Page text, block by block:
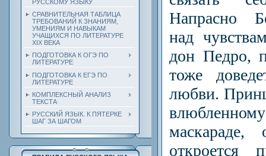
РУССКОМУ ЯЗЫКУ
СРАВНИТЕЛЬНАЯ ТАБЛИЦА
ТРЕБОВАНИЙ К ЗНАНИЯМ,
УМЕНИЯМ И НАВЫКАМ
УЧАЩИХСЯ ПО ЛИТЕРАТУРЕ
ХIХ ВЕКА
ПОДГОТОВКА К ОГЭ ПО
ЛИТЕРАТУРЕ
ПОДГОТОВКА К ЕГЭ ПО
ЛИТЕРАТУРЕ
КОМПЛЕКСНЫЙ АНАЛИЗ
ТЕКСТА
РУССКИЙ ЯЗЫК. К ПЯТЕРКЕ
ШАГ ЗА ШАГОМ
Напрасно
над
дон Педро,
тоже
любви.
откроется